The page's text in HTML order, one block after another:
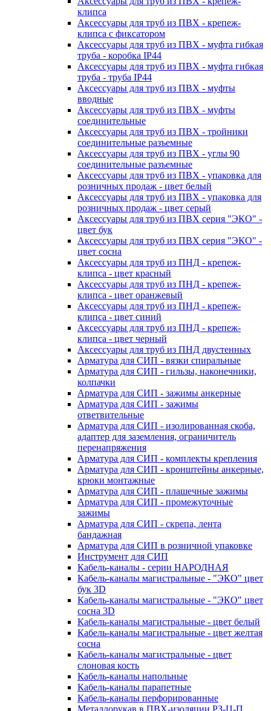
клипса
Аксессуары для труб из ПВХ - крепеж-
клипса с фиксатором
Аксессуары для труб из ПВХ - муфта гибкая
труба - коробка IP44
Аксессуары для труб из ПВХ - муфта гибкая
труба - труба IP44
Аксессуары для труб из ПВХ - муфты
вводные
Аксессуары для труб из ПВХ - муфты
соединительные
Аксессуары для труб из ПВХ - тройники
соединительные разъемные
Аксессуары для труб из ПВХ - углы 90
соединительные разъемные
Аксессуары для труб из ПВХ - упаковка для
розничных продаж - цвет белый
Аксессуары для труб из ПВХ - упаковка для
розничных продаж - цвет серый
Аксессуары для труб из ПВХ серия "ЭКО" -
цвет бук
Аксессуары для труб из ПВХ серия "ЭКО" -
цвет сосна
Аксессуары для труб из ПНД - крепеж-
клипса - цвет красный
Аксессуары для труб из ПНД - крепеж-
клипса - цвет оранжевый
Аксессуары для труб из ПНД - крепеж-
клипса - цвет синий
Аксессуары для труб из ПНД - крепеж-
клипса - цвет черный
Аксессуары для труб из ПНД двустенных
Арматура для СИП - вязки спиральные
Арматура для СИП - гильзы, наконечники,
колпачки
Арматура для СИП - зажимы анкерные
Арматура для СИП - зажимы
ответвительные
Арматура для СИП - изолированная скоба,
адаптер для заземления, ограничитель
перенапряжения
Арматура для СИП - комплекты крепления
Арматура для СИП - кронштейны анкерные,
крюки монтажные
Арматура для СИП - плашечные зажимы
Арматура для СИП - промежуточные
зажимы
Арматура для СИП - скрепа, лента
бандажная
Арматура для СИП в розничной упаковке
Инструмент для СИП
Кабель-каналы - серии НАРОДНАЯ
Кабель-каналы магистральные - "ЭКО" цвет
бук 3D
Кабель-каналы магистральные - "ЭКО" цвет
сосна 3D
Кабель-каналы магистральные - цвет белый
Кабель-каналы магистральные - цвет желтая
сосна
Кабель-каналы магистральные - цвет
слоновая кость
Кабель-каналы напольные
Кабель-каналы парапетные
Кабель-каналы перфорированные
Металлорукав в ПВХ-изоляции РЗ-Ц-П